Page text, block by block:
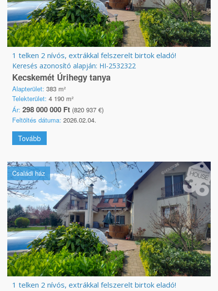
1 telken 2 nívós, extrákkal felszerelt birtok eladó!
Keresés azonosító alapján: HI-2532322
Kecskemét Úrihegy tanya
Alapterület: 383 m²
Telekterület: 4 190 m²
Ár: 298 000 000 Ft (820 937 €)
Feltöltés dátuma: 2026.02.04.
Tovább
Családi ház
1 telken 2 nívós, extrákkal felszerelt birtok eladó!